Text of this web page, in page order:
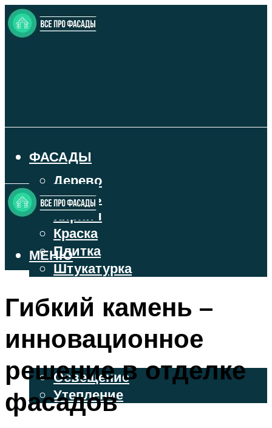
ФАСАДЫ
Дерево
Камень
Кирпич
Краска
Плитка
Штукатурка
ВЕНТИЛИРУЕМЫЕ ФАСАДЫ
ОСВЕЩЕНИЕ И УТЕПЛЕНИЕ
Освещение
Утепление
ДЕКОР
МЕНЮ
Гибкий камень –
инновационное
решение в отделке
фасадов